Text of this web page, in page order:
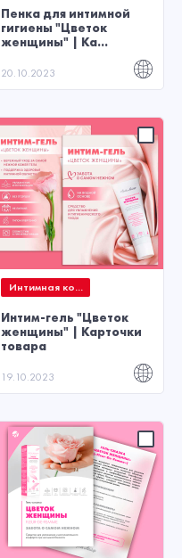
Пенка для интимной
гигиены "Цветок
женщины" | Ка...
20.10.2023
Интимная ко...
Интим-гель "Цветок
женщины" | Карточки
товара
19.10.2023